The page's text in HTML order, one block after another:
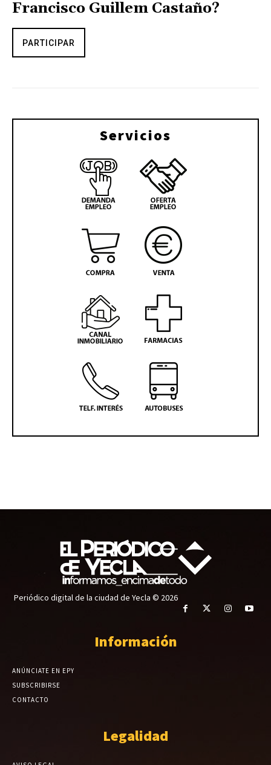
Francisco Guillem Castaño?
PARTICIPAR
Servicios
Periódico digital de la ciudad de Yecla © 2026
Información
ANÚNCIATE EN EPY
SUBSCRIBIRSE
CONTACTO
Legalidad